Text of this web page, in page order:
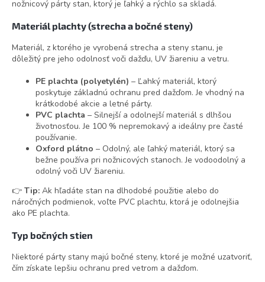
nožnicový párty stan, ktorý je ľahký a rýchlo sa skladá.
Materiál plachty (strecha a bočné steny)
Materiál, z ktorého je vyrobená strecha a steny stanu, je
dôležitý pre jeho odolnosť voči dažďu, UV žiareniu a vetru.
PE plachta (polyetylén) – Ľahký materiál, ktorý
poskytuje základnú ochranu pred dažďom. Je vhodný na
krátkodobé akcie a letné párty.
PVC plachta – Silnejší a odolnejší materiál s dlhšou
životnosťou. Je 100 % nepremokavý a ideálny pre časté
používanie.
Oxford plátno – Odolný, ale ľahký materiál, ktorý sa
bežne používa pri nožnicových stanoch. Je vodoodolný a
odolný voči UV žiareniu.
👉 Tip: Ak hľadáte stan na dlhodobé použitie alebo do
náročných podmienok, voľte PVC plachtu, ktorá je odolnejšia
ako PE plachta.
Typ bočných stien
Niektoré párty stany majú bočné steny, ktoré je možné uzatvoriť,
čím získate lepšiu ochranu pred vetrom a dažďom.